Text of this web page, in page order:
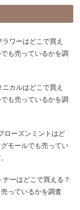
ワーはどこで買え
も売っているかを調
カルはどこで買え
も売っているかを調
ローズンミントはど
モールでも売ってい
ーはどこで買える？
っているかを調査